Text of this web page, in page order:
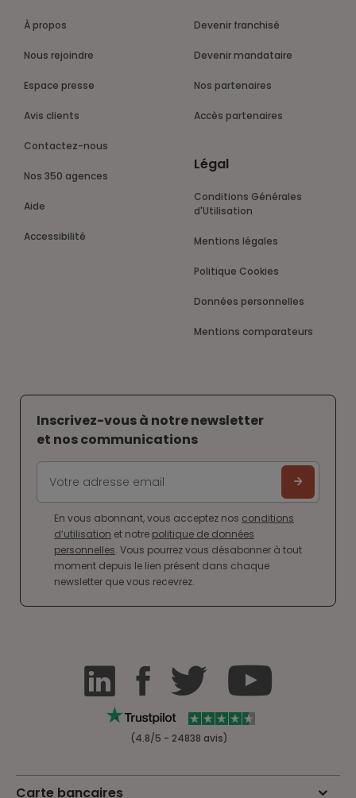
À propos
Nous rejoindre
Espace presse
Avis clients
Contactez-nous
Nos 350 agences
Aide
Accessibilité
Devenir franchisé
Devenir mandataire
Nos partenaires
Accès partenaires
Légal
Conditions Générales
d'Utilisation
Mentions légales
Politique Cookies
Données personnelles
Mentions comparateurs
Inscrivez-vous à notre newsletter
et nos communications
En vous abonnant, vous acceptez nos conditions
d’utilisation et notre politique de données
personnelles. Vous pourrez vous désabonner à tout
moment depuis le lien présent dans chaque
newsletter que vous recevrez.
(4.8/5 - 24838 avis)
Carte bancaires